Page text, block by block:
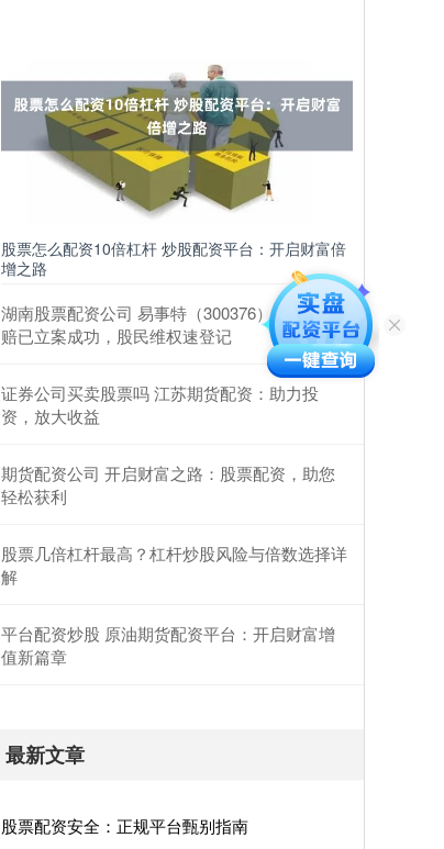
股票怎么配资10倍杠杆 炒股配资平台：开启财富倍
增之路
湖南股票配资公司 易事特（300376）投资者索
赔已立案成功，股民维权速登记
证券公司买卖股票吗 江苏期货配资：助力投
资，放大收益
期货配资公司 开启财富之路：股票配资，助您
轻松获利
股票几倍杠杆最高？杠杆炒股风险与倍数选择详
解
平台配资炒股 原油期货配资平台：开启财富增
值新篇章
最新文章
股票配资安全：正规平台甄别指南